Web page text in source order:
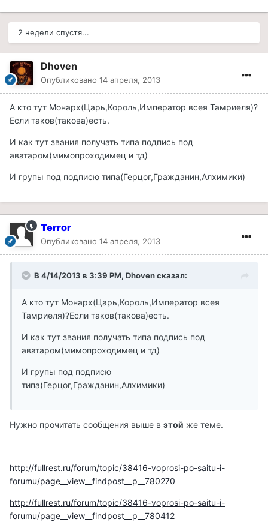
2 недели спустя...
Dhoven
Опубликовано 14 апреля, 2013
А кто тут Монарх(Царь,Король,Император всея Тамриеля)?
Если таков(такова)есть.
И как тут звания получать типа подпись под
аватаром(мимопроходимец и тд)
И групы под подписю типа(Герцог,Гражданин,Алхимики)
Terror
Опубликовано 14 апреля, 2013
В 4/14/2013 в 3:39 PM, Dhoven сказал:
А кто тут Монарх(Царь,Король,Император всея
Тамриеля)?Если таков(такова)есть.
И как тут звания получать типа подпись под
аватаром(мимопроходимец и тд)
И групы под подписю
типа(Герцог,Гражданин,Алхимики)
Нужно прочитать сообщения выше в этой же теме.
http://fullrest.ru/forum/topic/38416-voprosi-po-saitu-i-
forumu/page__view__findpost__p__780270
http://fullrest.ru/forum/topic/38416-voprosi-po-saitu-i-
forumu/page__view__findpost__p__780412